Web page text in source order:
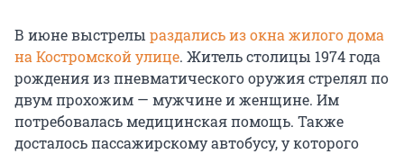
В июне выстрелы раздались из окна жилого дома
на Костромской улице. Житель столицы 1974 года
рождения из пневматического оружия стрелял по
двум прохожим — мужчине и женщине. Им
потребовалась медицинская помощь. Также
досталось пассажирскому автобусу, у которого